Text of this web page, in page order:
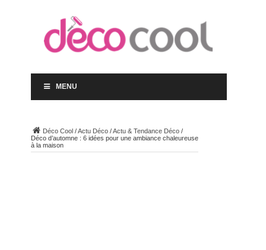
MENU
Déco Cool/Actu Déco/Actu & Tendance Déco/
Déco d’automne : 6 idées pour une ambiance chaleureuse
à la maison